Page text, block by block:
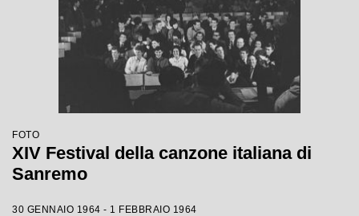
FOTO
XIV Festival della canzone italiana di
Sanremo
30 GENNAIO 1964 - 1 FEBBRAIO 1964